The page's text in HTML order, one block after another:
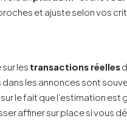
et ajuste selon vos
les transactions réelles
les annonces sont
le fait que l’estimation
affiner sur place si vous